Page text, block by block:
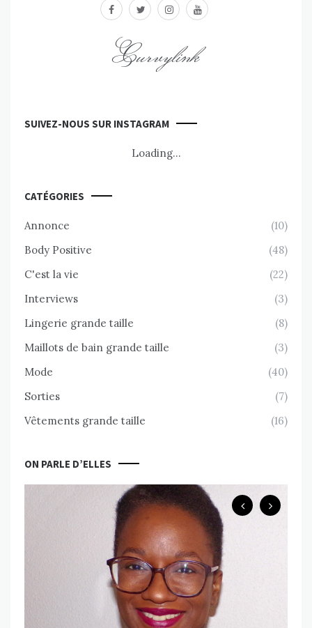
facebooktwitterinstagram
youtube
Curvylink
SUIVEZ-NOUS SUR INSTAGRAM
Loading...
CATÉGORIES
Annonce
(10)
Body Positive
(48)
C'est la vie
(22)
Interviews
(3)
Lingerie grande taille
(8)
Maillots de bain grande taille
(3)
Mode
(40)
Sorties
(7)
Vêtements grande taille
(16)
ON PARLE D’ELLES